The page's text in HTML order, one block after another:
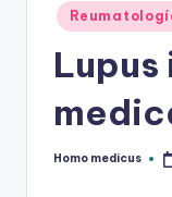
Publicado
en
Publicado
Homo medicus